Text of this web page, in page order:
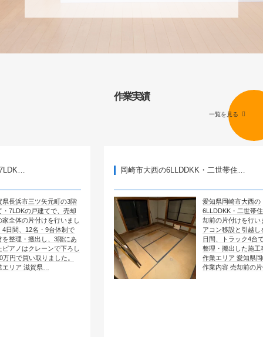
作業実績
一覧を見る
元町の3階
てで、売却
を行いまし
9台体制で
、3階にあ
ンで下ろし
ました。
…
岡崎市大西の6LLDDKK・二世帯住…
愛知県岡崎市大西の
6LLDDKK・二世帯住宅で、売
却前の片付けを行いました。エ
アコン移設と引越しを含めて4
日間、トラック4台で全部屋を
整理・搬出した施工事例です。
作業エリア 愛知県岡崎市大西
作業内容 売却前の片付け …